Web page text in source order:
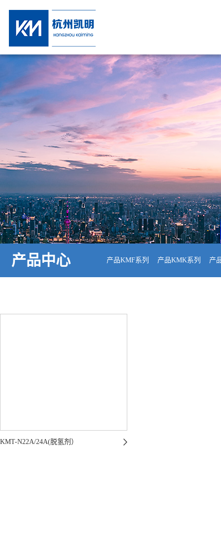
产品中心 产品KMF系列 产品KMK系列 产
KMT-N22A/24A(脱氢剂）